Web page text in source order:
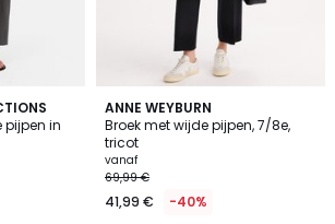
pijpen in
ANNE WEYBURN
Broek met wijde pijpen, 7/8e,
tricot
vanaf
69,99 €
41,99 € -40%
4,3
/ 5
2
Kleuren